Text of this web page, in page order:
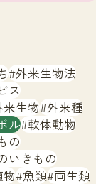
は
外来生物法
ス
来生物 外来種
ル 軟体動物
の
いきもの
物 魚類 両生類